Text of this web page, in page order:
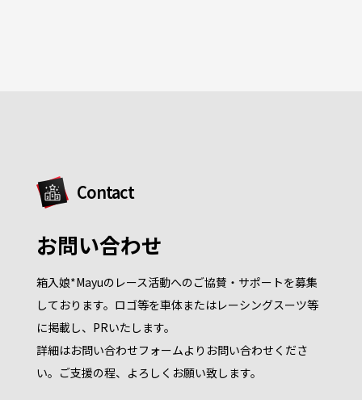
Contact
お問い合わせ
箱入娘*Mayuのレース活動へのご協賛・サポートを募集
しております。ロゴ等を車体またはレーシングスーツ等
に掲載し、PRいたします。
詳細はお問い合わせフォームよりお問い合わせくださ
い。ご支援の程、よろしくお願い致します。